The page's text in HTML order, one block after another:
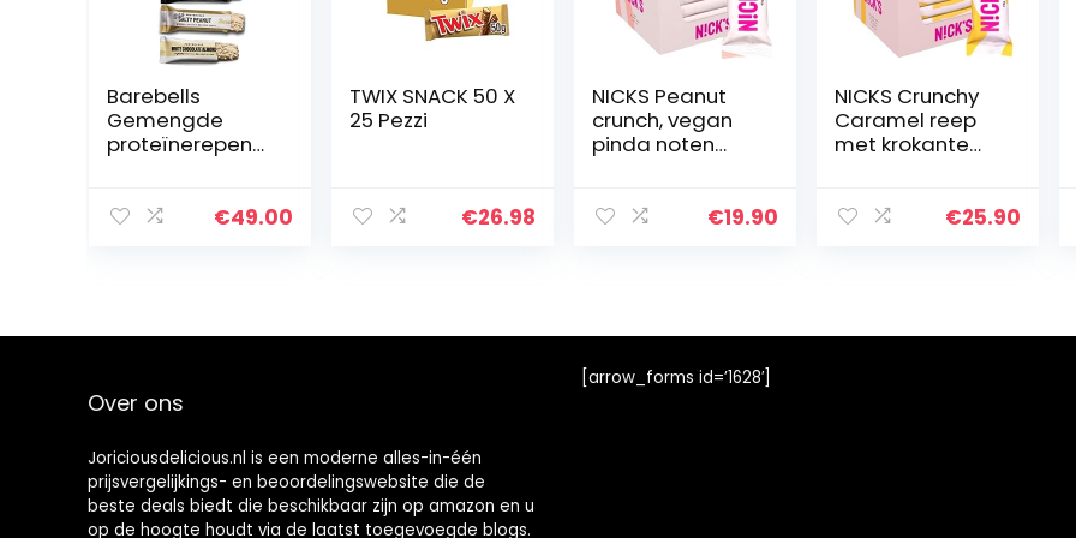
Barebells
Gemengde
proteïnerepen
salty peanut,
nougat, witte
€49.00
TWIX SNACK 50 X
25 Pezzi
€26.98
NICKS Peanut
crunch, vegan
pinda noten
zonder
€19.90
NICKS Crunchy
Caramel reep
met krokante
gewikkeld in
| 21x28g
€25.90
Over ons
Joriciousdelicious.nl is een moderne alles-in-één
prijsvergelijkings- en beoordelingswebsite die de
beste deals biedt die beschikbaar zijn op amazon en u
op de hoogte houdt via de laatst toegevoegde blogs.
[arrow_forms id=’1628′]